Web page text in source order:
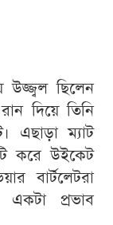
উজ্জ্বল ছিলেন
দিয়ে তিনি
এছাড়া ম্যাট
করে উইকেট
বার্টলেটরা
একটা প্রভাব